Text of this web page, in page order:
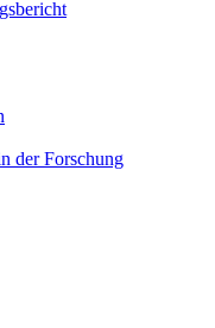
der Forschung